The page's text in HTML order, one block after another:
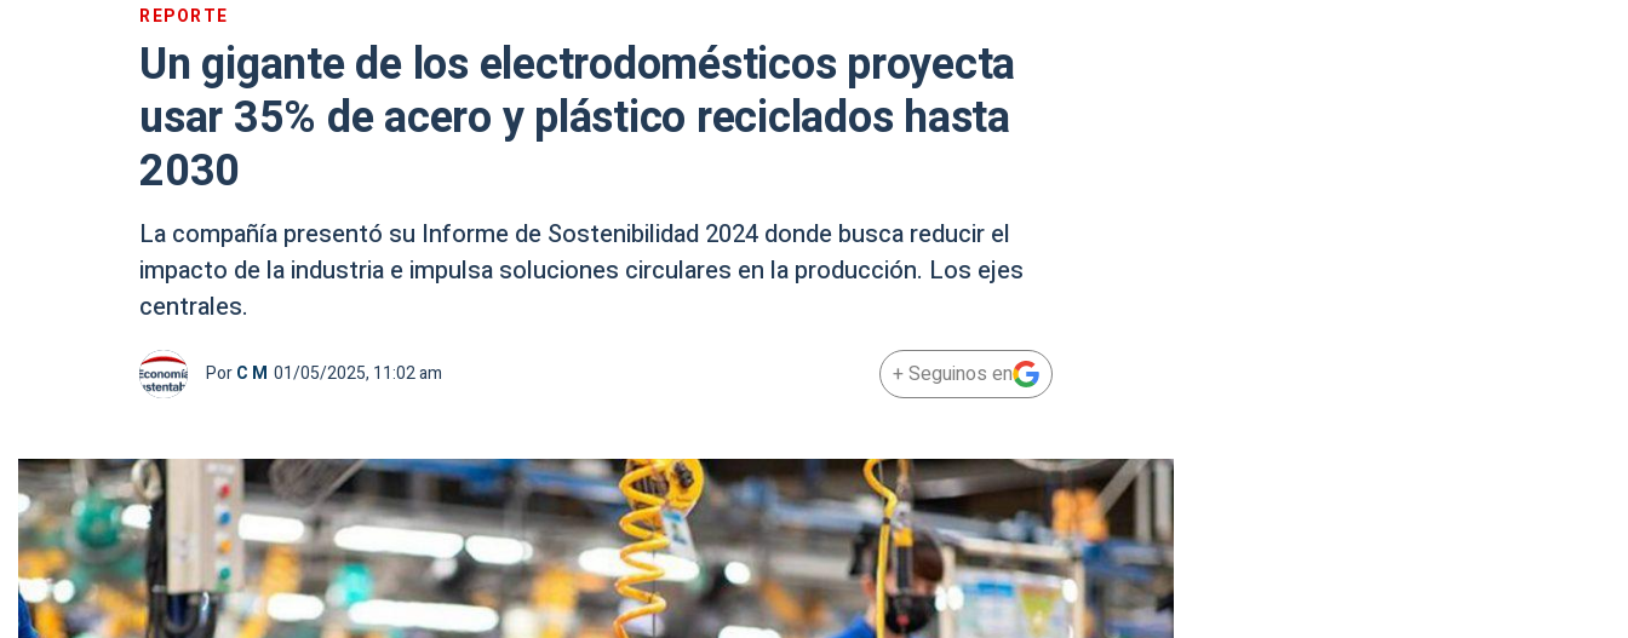
REPORTE
Un gigante de los electrodomésticos proyecta
usar 35% de acero y plástico reciclados hasta
2030
La compañía presentó su Informe de Sostenibilidad 2024 donde busca reducir el
impacto de la industria e impulsa soluciones circulares en la producción. Los ejes
centrales.
PorC M 01/05/2025, 11:02 am + Seguinos en